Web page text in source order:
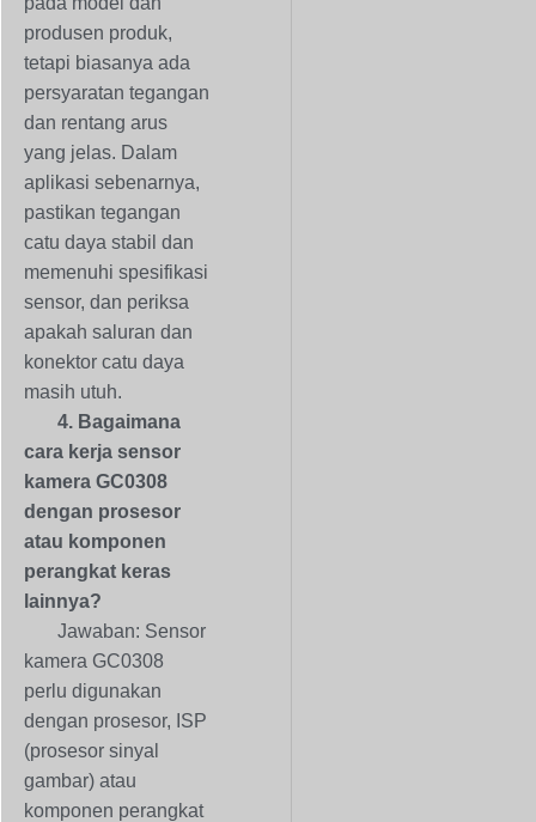
produsen produk,
tetapi biasanya ada
persyaratan tegangan
dan rentang arus
yang jelas. Dalam
aplikasi sebenarnya,
pastikan tegangan
catu daya stabil dan
memenuhi spesifikasi
sensor, dan periksa
apakah saluran dan
konektor catu daya
masih utuh.
4. Bagaimana
cara kerja sensor
kamera GC0308
dengan prosesor
atau komponen
perangkat keras
lainnya?
Jawaban: Sensor
kamera GC0308
perlu digunakan
dengan prosesor, ISP
(prosesor sinyal
gambar) atau
komponen perangkat